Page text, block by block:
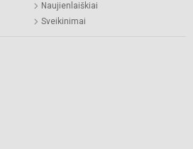
Naujienlaiškiai
Sveikinimai